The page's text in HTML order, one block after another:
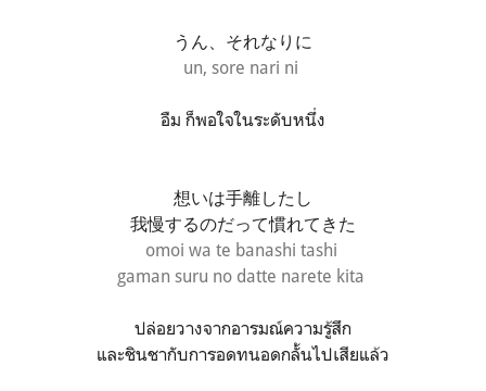
うん、それなりに
un, sore nari ni
อืม ก็พอใจในระดับหนึ่ง
想いは手離したし
我慢するのだって慣れてきた
omoi wa te banashi tashi
gaman suru no datte narete kita
ปล่อยวางจากอารมณ์ความรู้สึก
และชินชากับการอดทนอดกลั้นไปเสียแล้ว